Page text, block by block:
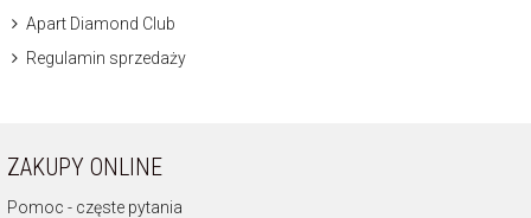
Apart Diamond Club
Regulamin sprzedaży
ZAKUPY ONLINE
Pomoc - częste pytania